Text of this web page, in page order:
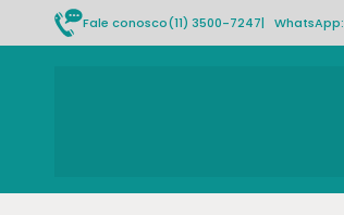
Fale conosco(11) 3500-7247| WhatsApp: